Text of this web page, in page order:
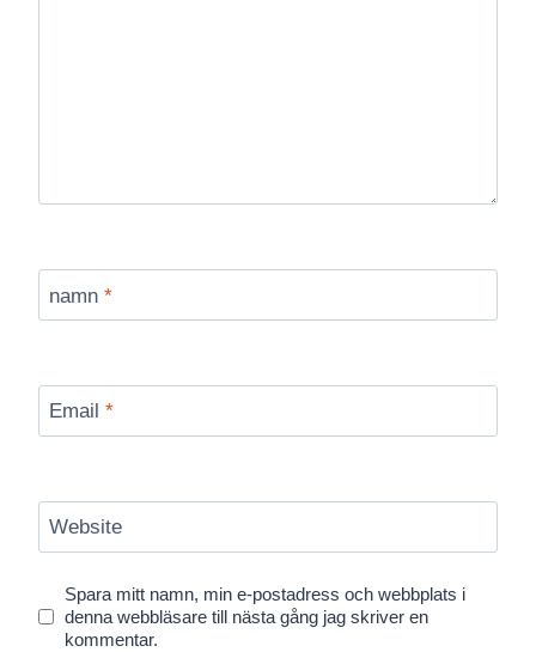
namn *
Email *
Website
Spara mitt namn, min e-postadress och webbplats i
denna webbläsare till nästa gång jag skriver en
kommentar.